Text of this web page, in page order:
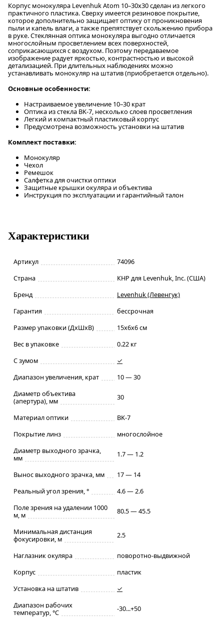
Корпус монокуляра Levenhuk Atom 10–30х30 сделан из легкого
практичного пластика. Сверху имеется резиновое покрытие,
которое дополнительно защищает оптику от проникновения
пыли и капель влаги, а также препятствует скольжению прибора
в руке. Стеклянная оптика монокуляра выгодно отличается
многослойным просветлением всех поверхностей,
соприкасающихся с воздухом. Поэтому передаваемое
изображение радует яркостью, контрастностью и высокой
детализацией. При длительных наблюдениях можно
устанавливать монокуляр на штатив (приобретается отдельно).
Основные особенности:
Настраиваемое увеличение 10–30 крат
Оптика из стекла BK-7, несколько слоев просветления
Легкий и компактный пластиковый корпус
Предусмотрена возможность установки на штатив
Комплект поставки:
Монокуляр
Чехол
Ремешок
Салфетка для очистки оптики
Защитные крышки окуляра и объектива
Инструкция по эксплуатации и гарантийный талон
Характеристики
Артикул
74096
Страна
КНР для Levenhuk, Inc. (США)
Бренд
Levenhuk (Левенгук)
Гарантия
бессрочная
Размер упаковки (ДxШxВ)
15x6x6 см
Вес в упаковке
0.22 кг
С зумом
✓
Диапазон увеличения, крат
10 — 30
Диаметр объектива
(апертура), мм
30
Материал оптики
BK-7
Покрытие линз
многослойное
Диаметр выходного зрачка,
мм
1.7 — 1.2
Вынос выходного зрачка, мм
17 — 14
Реальный угол зрения, °
4.6 — 2.6
Поле зрения на удалении 1000
м, м
80.5 — 45.5
Минимальная дистанция
фокусировки, м
2.5
Наглазник окуляра
поворотно-выдвижной
Корпус
пластик
Установка на штатив
✓
Диапазон рабочих
температур, °С
-30...+50